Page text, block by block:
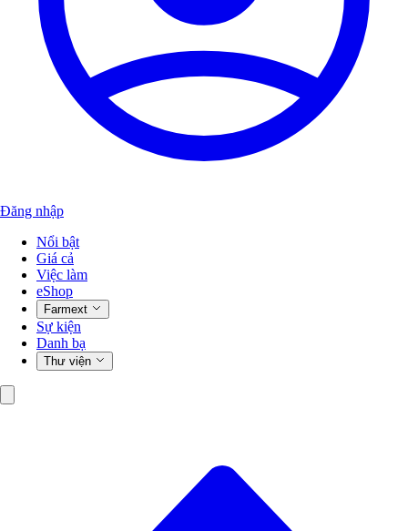
Đăng nhập
Nổi bật
Giá cả
Việc làm
eShop
Farmext
Sự kiện
Danh bạ
Thư viện